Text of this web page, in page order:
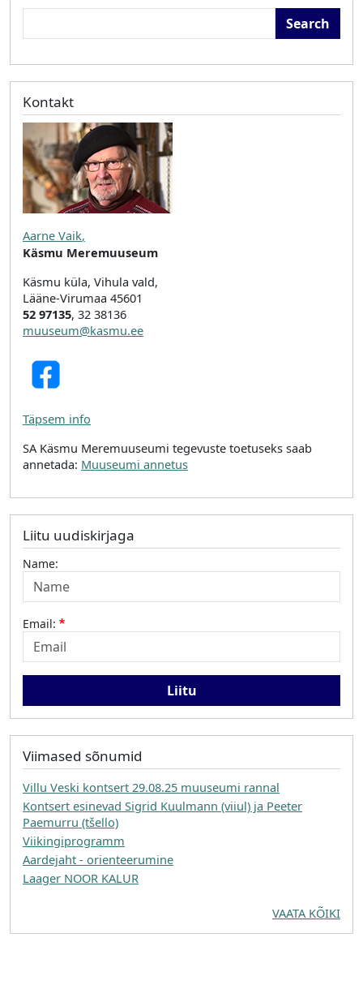
Kontakt
Aarne Vaik,
Käsmu Meremuuseum
Käsmu küla, Vihula vald,
Lääne-Virumaa 45601
52 97135, 32 38136
muuseum@kasmu.ee
Täpsem info
SA Käsmu Meremuuseumi tegevuste toetuseks saab
annetada: Muuseumi annetus
Liitu uudiskirjaga
Name:
Email:
Viimased sõnumid
Villu Veski kontsert 29.08.25 muuseumi rannal
Kontsert esinevad Sigrid Kuulmann (viiul) ja Peeter
Paemurru (tšello)
Viikingiprogramm
Aardejaht - orienteerumine
Laager NOOR KALUR
VAATA KÕIKI